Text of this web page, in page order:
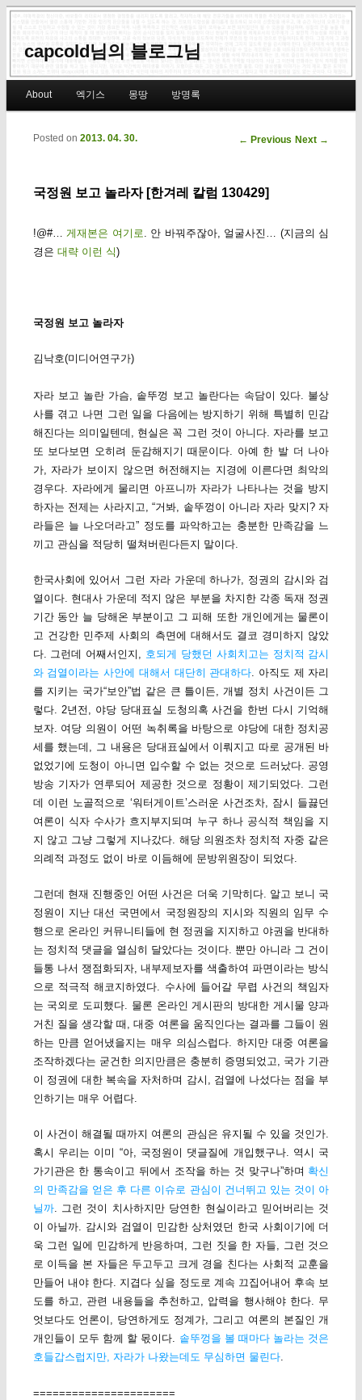
capcold님의 블로그님
Skip to primary content
Skip to secondary content
About 엑기스 몽땅 방명록
Post navigation
← Previous Next →
국정원 보고 놀라자 [한겨레 칼럼 130429]
Posted on 2013. 04. 30.
!@#… 게재본은 여기로
. 안 바꿔주잖아, 얼굴사진… (지금의 심
경은 대략 이런 식)
국정원 보고 놀라자
김낙호(미디어연구가)
자라 보고 놀란 가슴, 솥뚜껑 보고 놀란다는 속담이 있다. 불상
사를 겪고 나면 그런 일을 다음에는 방지하기 위해 특별히 민감
해진다는 의미일텐데, 현실은 꼭 그런 것이 아니다. 자라를 보고
또 보다보면 오히려 둔감해지기 때문이다. 아예 한 발 더 나아
가, 자라가 보이지 않으면 허전해지는 지경에 이른다면 최악의
경우다. 자라에게 물리면 아프니까 자라가 나타나는 것을 방지
하자는 전제는 사라지고, “거봐, 솥뚜껑이 아니라 자라 맞지? 자
라들은 늘 나오더라고” 정도를 파악하고는 충분한 만족감을 느
끼고 관심을 적당히 떨쳐버린다든지 말이다.
한국사회에 있어서 그런 자라 가운데 하나가, 정권의 감시와 검
열이다. 현대사 가운데 적지 않은 부분을 차지한 각종 독재 정권
기간 동안 늘 당해온 부분이고 그 피해 또한 개인에게는 물론이
고 건강한 민주제 사회의 측면에 대해서도 결코 경미하지 않았
다. 그런데 어째서인지, 호되게 당했던 사회치고는 정치적 감시
와 검열이라는 사안에 대해서 대단히 관대하다. 아직도 제 자리
를 지키는 국가“보안”법 같은 큰 틀이든, 개별 정치 사건이든 그
렇다. 2년전, 야당 당대표실 도청의혹 사건을 한번 다시 기억해
보자. 여당 의원이 어떤 녹취록을 바탕으로 야당에 대한 정치공
세를 했는데, 그 내용은 당대표실에서 이뤄지고 따로 공개된 바
없었기에 도청이 아니면 입수할 수 없는 것으로 드러났다. 공영
방송 기자가 연루되어 제공한 것으로 정황이 제기되었다. 그런
데 이런 노골적으로 ‘워터게이트’스러운 사건조차, 잠시 들끓던
여론이 식자 수사가 흐지부지되며 누구 하나 공식적 책임을 지
지 않고 그냥 그렇게 지나갔다. 해당 의원조차 정치적 자중 같은
의례적 과정도 없이 바로 이듬해에 문방위원장이 되었다.
그런데 현재 진행중인 어떤 사건은 더욱 기막히다. 알고 보니 국
정원이 지난 대선 국면에서 국정원장의 지시와 직원의 임무 수
행으로 온라인 커뮤니티들에 현 정권을 지지하고 야권을 반대하
는 정치적 댓글을 열심히 달았다는 것이다. 뿐만 아니라 그 건이
들통 나서 쟁점화되자, 내부제보자를 색출하여 파면이라는 방식
으로 적극적 해코지하였다. 수사에 들어갈 무렵 사건의 책임자
는 국외로 도피했다. 물론 온라인 게시판의 방대한 게시물 양과
거친 질을 생각할 때, 대중 여론을 움직인다는 결과를 그들이 원
하는 만큼 얻어냈을지는 매우 의심스럽다. 하지만 대중 여론을
조작하겠다는 굳건한 의지만큼은 충분히 증명되었고, 국가 기관
이 정권에 대한 복속을 자처하며 감시, 검열에 나섰다는 점을 부
인하기는 매우 어렵다.
이 사건이 해결될 때까지 여론의 관심은 유지될 수 있을 것인가.
혹시 우리는 이미 “아, 국정원이 댓글질에 개입했구나. 역시 국
가기관은 한 통속이고 뒤에서 조작을 하는 것 맞구나”하며 확신
의 만족감을 얻은 후 다른 이슈로 관심이 건너뛰고 있는 것이 아
닐까. 그런 것이 치사하지만 당연한 현실이라고 믿어버리는 것
이 아닐까. 감시와 검열이 민감한 상처였던 한국 사회이기에 더
욱 그런 일에 민감하게 반응하며, 그런 짓을 한 자들, 그런 것으
로 이득을 본 자들은 두고두고 크게 경을 친다는 사회적 교훈을
만들어 내야 한다. 지겹다 싶을 정도로 계속 끄집어내어 후속 보
도를 하고, 관련 내용들을 추천하고, 압력을 행사해야 한다. 무
엇보다도 언론이, 당연하게도 정계가, 그리고 여론의 본질인 개
개인들이 모두 함께 할 몫이다. 솥뚜껑을 볼 때마다 놀라는 것은
호들갑스럽지만, 자라가 나왔는데도 무심하면 물린다.
======================